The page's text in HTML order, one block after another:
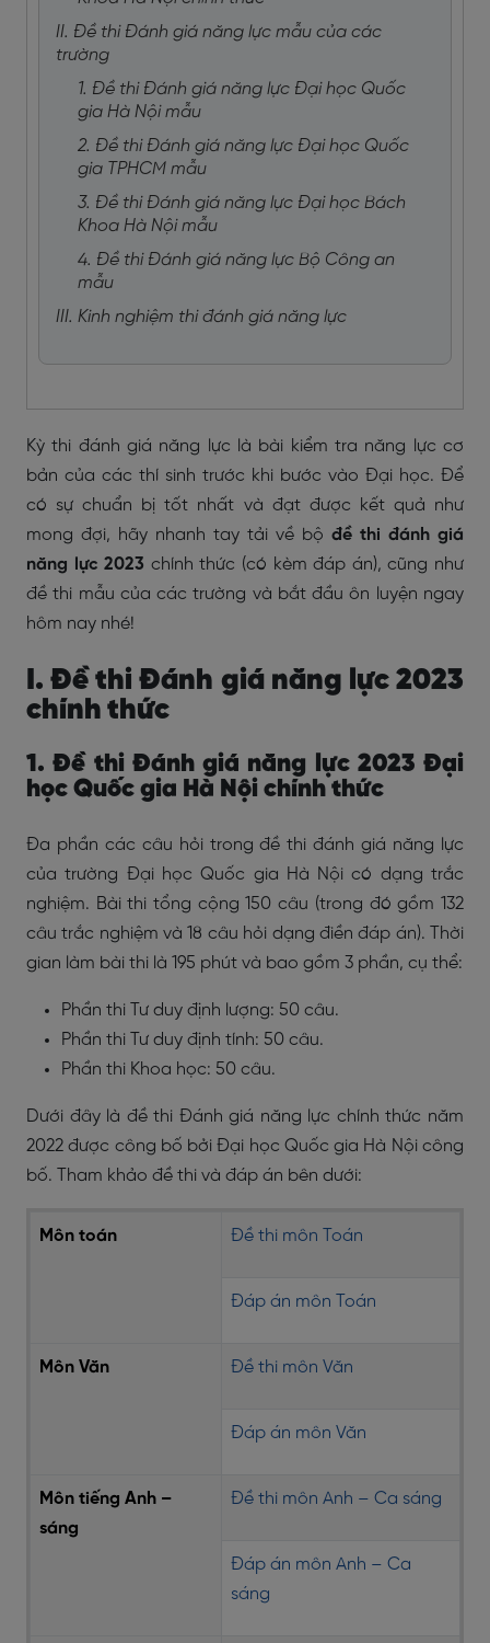
II. Đề thi Đánh giá năng lực mẫu của các
trường
1. Đề thi Đánh giá năng lực Đại học Quốc
gia Hà Nội mẫu
2. Đề thi Đánh giá năng lực Đại học Quốc
gia TPHCM mẫu
3. Đề thi Đánh giá năng lực Đại học Bách
Khoa Hà Nội mẫu
4. Đề thi Đánh giá năng lực Bộ Công an
mẫu
III. Kinh nghiệm thi đánh giá năng lực
Kỳ thi đánh giá năng lực là bài kiểm tra năng lực cơ
bản của các thí sinh trước khi bước vào Đại học. Để
có sự chuẩn bị tốt nhất và đạt được kết quả như
mong đợi, hãy nhanh tay tải về bộ đề thi đánh giá
năng lực 2023 chính thức (có kèm đáp án), cũng như
đề thi mẫu của các trường và bắt đầu ôn luyện ngay
hôm nay nhé!
I. Đề thi Đánh giá năng lực 2023
chính thức
1. Đề thi Đánh giá năng lực 2023 Đại
học Quốc gia Hà Nội chính thức
Đa phần các câu hỏi trong đề thi đánh giá năng lực
của trường Đại học Quốc gia Hà Nội có dạng trắc
nghiệm. Bài thi tổng cộng 150 câu (trong đó gồm 132
câu trắc nghiệm và 18 câu hỏi dạng điền đáp án). Thời
gian làm bài thi là 195 phút và bao gồm 3 phần, cụ thể:
Phần thi Tư duy định lượng: 50 câu.
Phần thi Tư duy định tính: 50 câu.
Phần thi Khoa học: 50 câu.
Dưới đây là đề thi Đánh giá năng lực chính thức năm
2022 được công bố bởi Đại học Quốc gia Hà Nội công
bố. Tham khảo đề thi và đáp án bên dưới:
Môn toán Đề thi môn Toán
Đáp án môn Toán
Môn Văn Đề thi môn Văn
Đáp án môn Văn
Môn tiếng Anh –
sáng
Đề thi môn Anh – Ca sáng
Đáp án môn Anh – Ca
sáng